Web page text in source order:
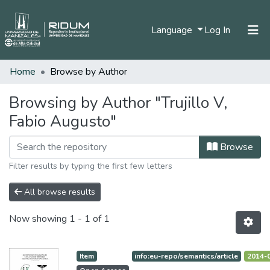
Language Log In (current)
Communities & Collections
Home Browse by Author
Browsing by Author "Trujillo V,
Fabio Augusto"
Browse
Filter results by typing the first few letters
All browse results
Now showing 1 - 1 of 1
Item
info:eu-repo/semantics/article 2014-